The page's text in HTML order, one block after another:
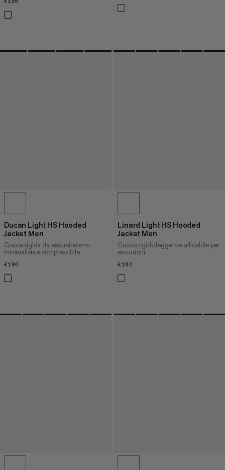
€195
Ducan Light HS Hooded
Jacket Men
Giacca rigida da escursionismo
minimalista e compressibile
€190
Linard Light HS Hooded
Jacket Men
Guscio rigido leggero e affidabile per
escursioni
€180